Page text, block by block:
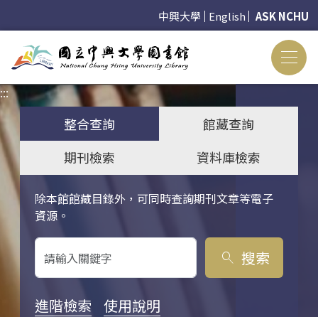
中興大學 English ASK NCHU
:::
整合查詢
館藏查詢
期刊檢索
資料庫檢索
除本館館藏目錄外，可同時查詢期刊文章等電子
資源。
關鍵字搜尋
search 搜索
進階檢索 使用說明